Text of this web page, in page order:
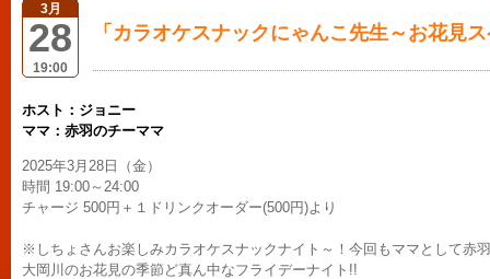
3月
28
19:00
「カラオケスナックにゃんこ先生～お花見
ホスト：ジョニー
ママ：赤羽のチーママ
2025年3月28日（金）
時間 19:00～24:00
チャージ 500円＋１ドリンクオーダー(500円)より
※しちょさんお楽しみカラオケスナックナイト～！今回もママとして赤
大岡川のお花見の季節ど真ん中なフライデーナイト!!